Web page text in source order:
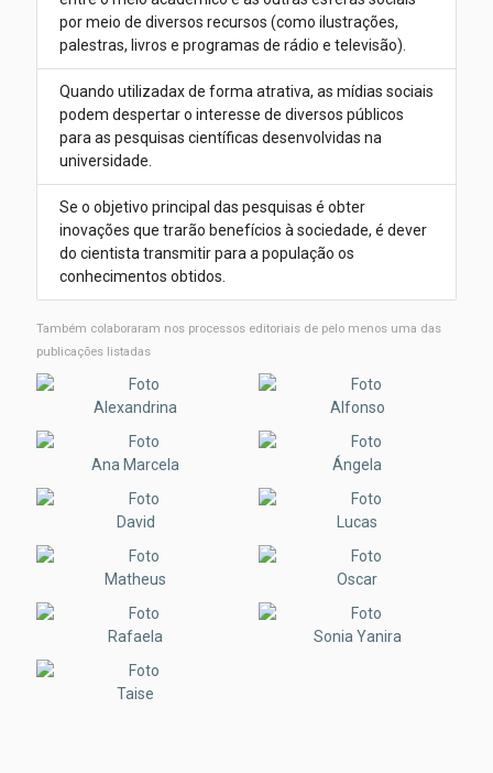
Favaro Mendes,Alessandra Barbosa Da Silva,Alfonso
Pineda, Luzia Cleide Rodrigues
por meio de diversos recursos (como ilustrações,
palestras, livros e programas de rádio e televisão).
Quando utilizadax de forma atrativa, as mídias sociais
podem despertar o interesse de diversos públicos
para as pesquisas científicas desenvolvidas na
universidade.
Se o objetivo principal das pesquisas é obter
inovações que trarão benefícios à sociedade, é dever
do cientista transmitir para a população os
conhecimentos obtidos.
Também colaboraram nos processos editoriais de pelo menos uma das
publicações listadas
Alexandrina Alfonso
Ana Marcela Ángela
David Lucas
Matheus Oscar
Rafaela Sonia Yanira
Taise